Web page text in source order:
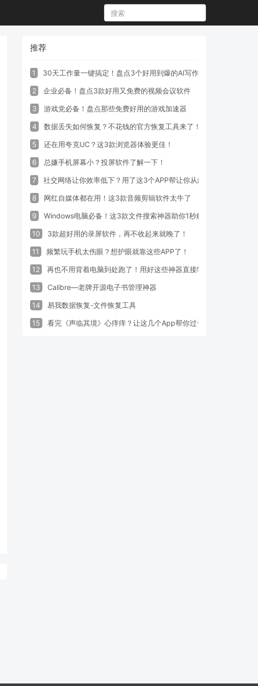
推荐
1 30天工作量一键搞定！盘点3个好用到爆的AI写作生成器工具
2 企业必备！盘点3款好用又免费的视频会议软件
3 游戏党必备！盘点那些免费好用的游戏加速器
4 数据丢失如何恢复？不花钱的官方恢复工具来了！
5 还在用夸克UC？这3款浏览器体验更佳！
6 总嫌手机屏幕小？投屏软件了解一下！
7 社交网络让你效率低下？用了这3个APP帮让你从此戒掉手机！
8 网红自媒体都在用！这3款音频剪辑软件太牛了
9 Windows电脑必备！这3款文件搜索神器助你1秒精准定位文件
10 3款超好用的录屏软件，再不收起来就晚了！
11 频繁玩手机太伤眼？想护眼就靠这些APP了！
12 再也不用背着电脑到处跑了！用好这些神器直接轻松办公
13 Calibre—老牌开源电子书管理神器
14 易我数据恢复-文件恢复工具
15 看完《声临其境》心痒痒？让这几个App帮你过一把配音瘾